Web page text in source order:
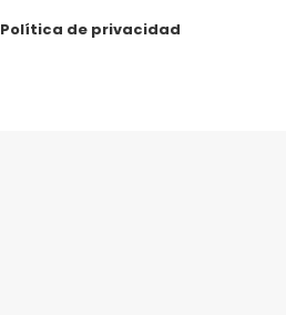
Política de privacidad